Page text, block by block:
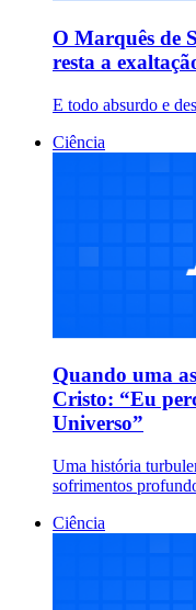
O Marquês de
resta a
E todo absurdo e
Ciência
Quando uma
Cristo: “Eu
Universo”
Uma história
sofrimentos
Ciência